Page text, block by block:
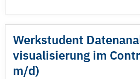
Werkstudent
visualisierung im
m/d)